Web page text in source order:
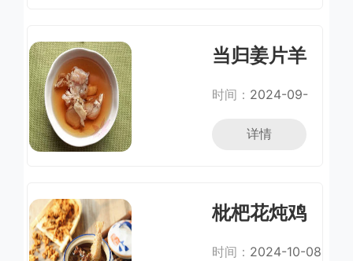
当归姜片羊
时间： 2024-09-
详情
枇杷花炖鸡
时间： 2024-10-08